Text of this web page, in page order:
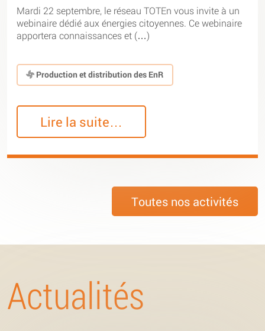
Mardi 22 septembre, le réseau TOTEn vous invite à un
webinaire dédié aux énergies citoyennes. Ce webinaire
apportera connaissances et (…)
Production et distribution des EnR
Lire la suite…
Toutes nos activités
Actualités